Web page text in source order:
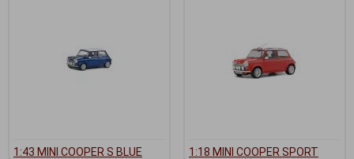
1:43 MINI COOPER S BLUE
1:18 MINI COOPER SPORT